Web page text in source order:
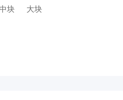
中块
大块